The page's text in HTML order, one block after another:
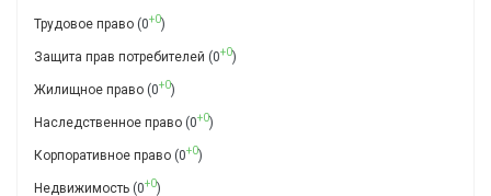
Трудовое право (0+0)
Защита прав потребителей (0+0)
Жилищное право (0+0)
Наследственное право (0+0)
Корпоративное право (0+0)
Недвижимость (0+0)